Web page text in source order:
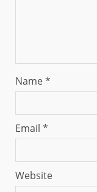
Name*
Email *
Website